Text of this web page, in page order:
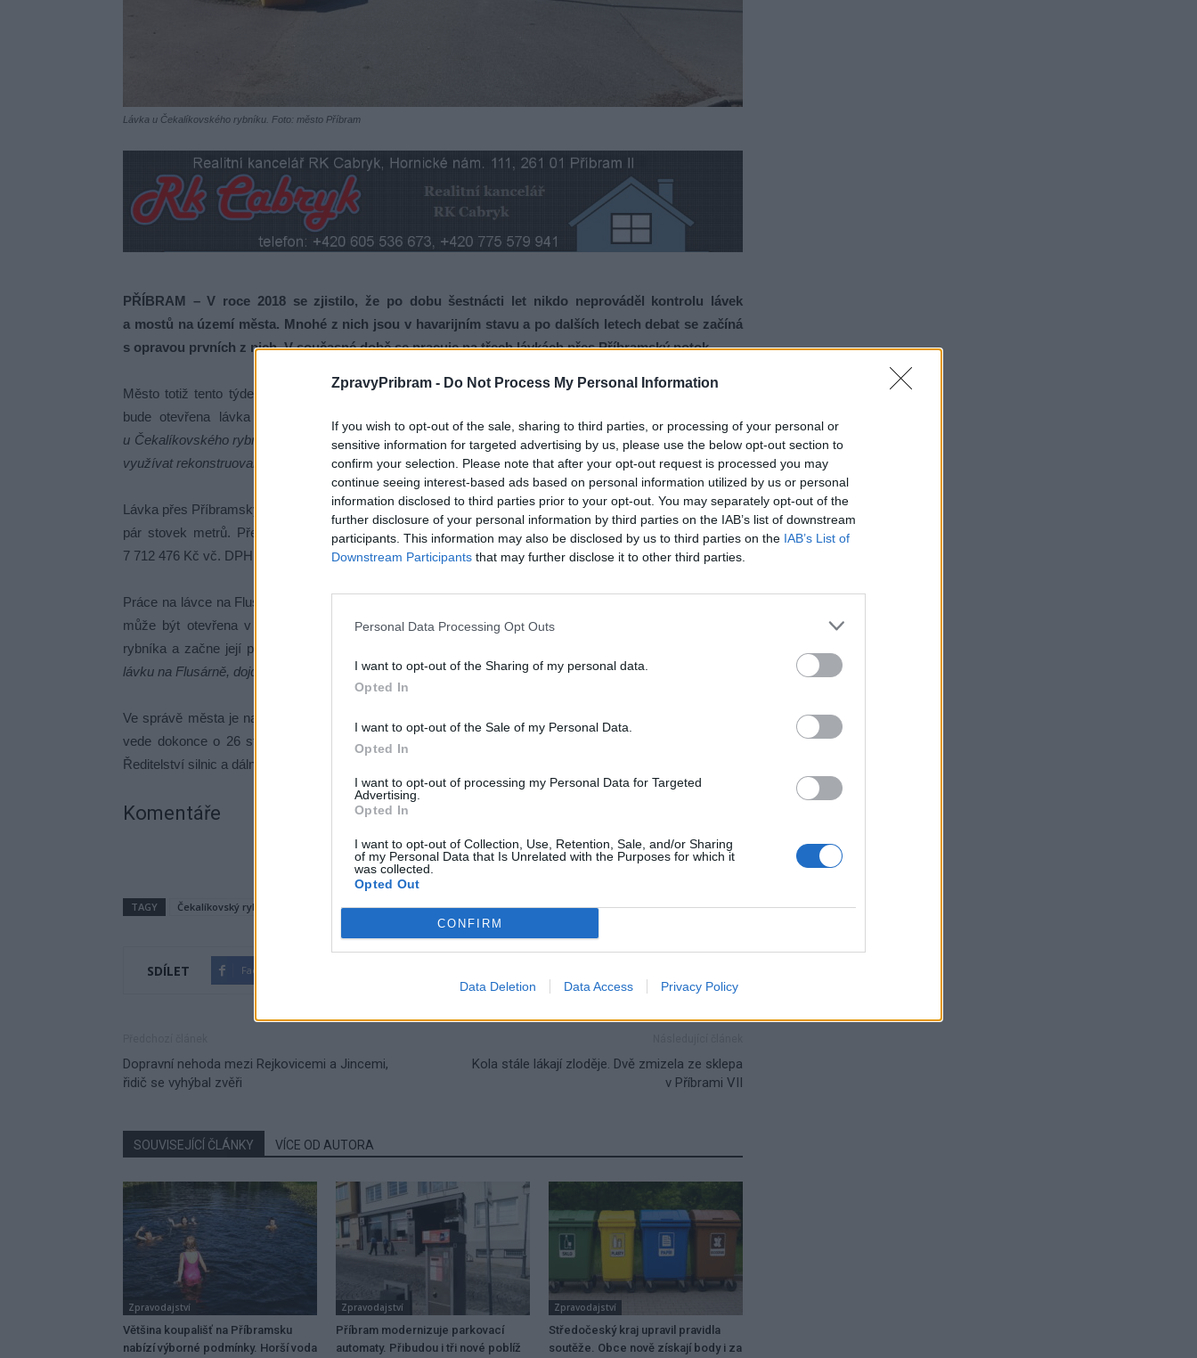
ZpravyPribram - Do Not Process My Personal Information
If you wish to opt-out of the sale, sharing to third parties, or processing of your personal or
sensitive information for targeted advertising by us, please use the below opt-out section to
confirm your selection. Please note that after your opt-out request is processed you may
continue seeing interest-based ads based on personal information utilized by us or personal
information disclosed to third parties prior to your opt-out. You may separately opt-out of the
further disclosure of your personal information by third parties on the IAB’s list of downstream
participants. This information may also be disclosed by us to third parties on the IAB’s List of
Downstream Participants that may further disclose it to other third parties.
Personal Data Processing Opt Outs
I want to opt-out of the Sharing of my personal data.
Opted In
I want to opt-out of the Sale of my Personal Data.
Opted In
I want to opt-out of processing my Personal Data for Targeted
Advertising.
Opted In
I want to opt-out of Collection, Use, Retention, Sale, and/or Sharing
of my Personal Data that Is Unrelated with the Purposes for which it
was collected.
Opted Out
CONFIRM
Data Deletion Data Access Privacy Policy
Lávka u Čekalíkovského rybníku. Foto: město Příbram
PŘÍBRAM – V roce 2018 se zjistilo, že po dobu šestnácti let nikdo neprováděl kontrolu lávek
a mostů na území města. Mnohé z nich jsou v havarijním stavu a po dalších letech debat se začíná
s opravou prvních z nich. V současné době se pracuje na třech lávkách přes Příbramský potok.
Město totiž tento týden uzavře další lávku pro pěší a to u Čekalíkovského rybníku. Naopak provizorně
bude otevřena lávka Na Flusárně.
u Čekalíkovského rybníka. Uzavřena bude od 7. března, chodci budou od tohoto termínu moci provizorně
využívat rekonstruovanou lávku na Flusárně,“uvedla tisková mluvčí města Eva Švehlová.
Lávka přes Příbramský potok u Čekalíkovského rybníka a lávka v ulici Na Flusárně jsou od sebe vzdáleny
pár stovek metrů. Přestavbu těchto lávek vysoutěžila Stavební firma Hobst a. s., za celkovou částku
7 712 476 Kč vč. DPH s tím, že termín realizace každé z lávek je tři a půl měsíce.
Práce na lávce na Flusárně začaly v polovině ledna. Nyní je lávka ve stavu, kdy s účinností od 7. března
může být otevřena v provizorním režimu. Od tohoto termínu bude uzavřena lávka u Čekalíkovského
rybníka a začne její přestavba.
lávku na Flusárně, dojde k určitému zkrácení termínu realizace,“dodala Švehlová.
Ve správě města je na Litavce celkem 18 mostů nebo lávek z 20 možných. Přes Příbramský potok pak
vede dokonce o 26 staveb, o které se město stará. O další se pak stará buď Středočeský kraj, nebo
Ředitelství silnic a dálnic.
Komentáře
TAGY Čekalíkovský rybník Eva Švehlová lávka oprava Příbram uzavření
SDÍLET Facebook
Dopravní nehoda mezi Rejkovicemi a Jincemi,
řidič se vyhýbal zvěři
Kola stále lákají zloděje. Dvě zmizela ze sklepa
v Příbrami VII
SOUVISEJÍCÍ ČLÁNKY VÍCE OD AUTORA
Zpravodajství
Většina koupališť na Příbramsku
nabízí výborné podmínky. Horší voda
Zpravodajství
Příbram modernizuje parkovací
automaty. Přibudou i tři nové poblíž
Zpravodajství
Středočeský kraj upravil pravidla
soutěže. Obce nově získají body i za